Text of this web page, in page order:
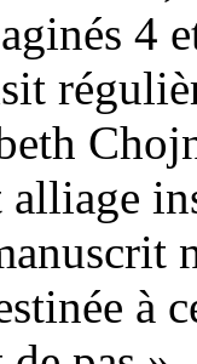
4
alliage
à